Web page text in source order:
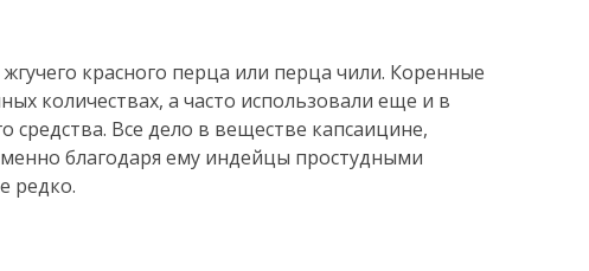
красного перца или перца чили. Коренные
количествах, а часто использовали еще и в
средства. Все дело в веществе капсаицине,
благодаря ему индейцы простудными
редко.